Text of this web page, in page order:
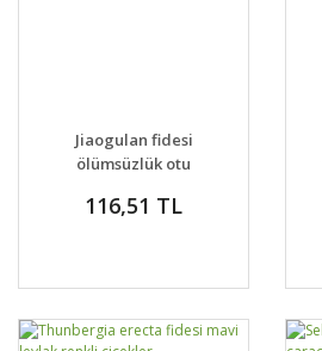
Jiaogulan fidesi
ölümsüzlük otu
gynostemma
116,51 TL